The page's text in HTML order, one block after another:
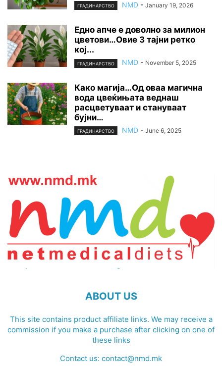
ГРАДИНАРСТВО NMD - January 19, 2026
Едно апче е доволно за милион
цветови…Овие 3 тајни ретко
кој...
ГРАДИНАРСТВО NMD - November 5, 2025
Како магија…Од оваа магична
вода цвеќињата веднаш
расцветуваат и стануваат
бујни…
ГРАДИНАРСТВО NMD - June 6, 2025
ABOUT US
This site contains product affiliate links. We may receive a
commission if you make a purchase after clicking on one of
these links
Contact us: contact@nmd.mk